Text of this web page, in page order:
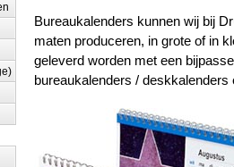
Bureaukalenders kunnen wij bij
maten produceren, in grote of in
geleverd worden met een
bureaukalenders /